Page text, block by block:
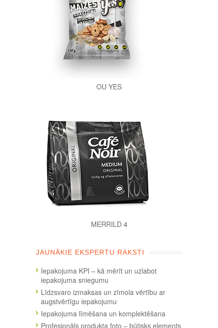
OU YES
MERRILD 4
JAUNĀKIE EKSPERTU RAKSTI
Iepakojuma KPI – kā mērīt un uzlabot
iepakojuma sniegumu
Līdzsvaro izmaksas un zīmola vērtību ar
augstvērtīgu iepakojumu
Iepakojuma līmēšana un komplektēšana
Profesionāls produkta foto – būtisks elements